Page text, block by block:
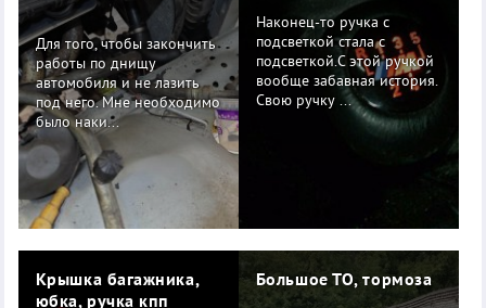
Для того, чтобы закончить
работы по днищу
автомобиля и не лазить
под него. Мне необходимо
было наки...
Наконец-то ручка с
подсветкой стала с
подсветкой.С этой ручкой
вообще забавная история.
Свою ручку ...
Крышка багажника,
юбка, ручка кпп
Большое ТО, тормоза